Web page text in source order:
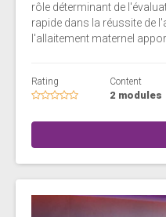
rôle déterminant de
rapide dans la réussite de
l'allaitement maternel
Rating Content
2 modules